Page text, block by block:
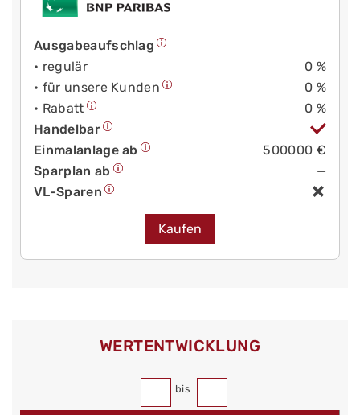
Ausgabeaufschlag
• regulär
0 %
• für unsere Kunden
0 %
• Rabatt
0 %
Handelbar
Einmalanlage ab
500000 €
Sparplan ab
—
VL-Sparen
Kaufen
WERT­ENTWICKLUNG
bis